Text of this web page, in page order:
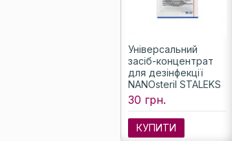
Універсальний
засіб-концентрат
для дезінфекції
NANOsteril STALEKS
PRO, 15 мл
30 грн.
КУПИТИ